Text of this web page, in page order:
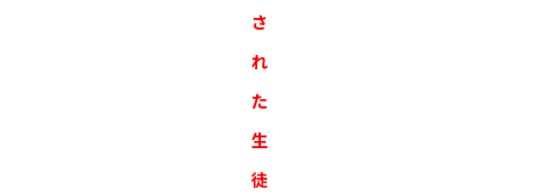
さ
れ
た
生
徒